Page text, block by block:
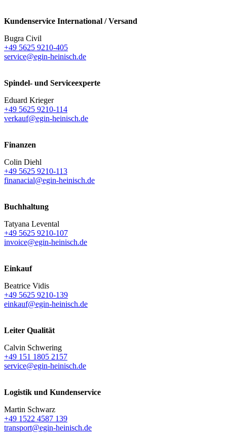
Kundenservice International / Versand
Bugra Civil
+49 5625 9210-405
service@egin-heinisch.de
Spindel- und Serviceexperte
Eduard Krieger
+49 5625 9210-114
verkauf@egin-heinisch.de
Finanzen
Colin Diehl
+49 5625 9210-113
finanacial@egin-heinisch.de
Buchhaltung
Tatyana Levental
+49 5625 9210-107
invoice@egin-heinisch.de
Einkauf
Beatrice Vidis
+49 5625 9210-139
einkauf@egin-heinisch.de
Leiter Qualität
Calvin Schwering
+49 151 1805 2157
service@egin-heinisch.de
Logistik und Kundenservice
Martin Schwarz
+49 1522 4587 139
transport@egin-heinisch.de